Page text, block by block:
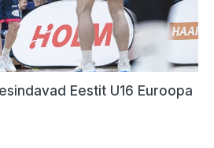
Eestit U16 Euroopa